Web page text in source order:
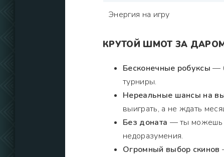
Энергия на игру
КРУТОЙ ШМОТ ЗА
Бесконечные робуксы —
турниры.
Нереальные шансы на
выиграть, а не ждать
Без доната — ты можешь
недоразумения.
Огромный выбор скинов